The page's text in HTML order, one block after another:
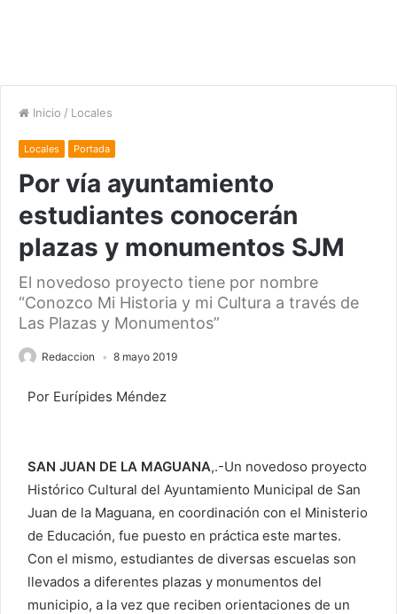
Inicio / Locales
Locales Portada
Por vía ayuntamiento
estudiantes conocerán
plazas y monumentos SJM
El novedoso proyecto tiene por nombre
“Conozco Mi Historia y mi Cultura a través de
Las Plazas y Monumentos”
Redaccion 8 mayo 2019
Por Eurípides Méndez
SAN JUAN DE LA MAGUANA,.-Un novedoso proyecto
Histórico Cultural del Ayuntamiento Municipal de San
Juan de la Maguana, en coordinación con el Ministerio
de Educación, fue puesto en práctica este martes.
Con el mismo, estudiantes de diversas escuelas son
llevados a diferentes plazas y monumentos del
municipio, a la vez que reciben orientaciones de un